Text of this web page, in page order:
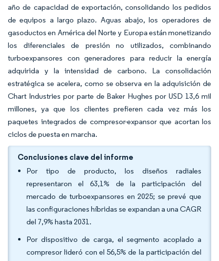
año de capacidad de exportación, consolidando los pedidos
de equipos a largo plazo. Aguas abajo, los operadores de
gasoductos en América del Norte y Europa están monetizando
los diferenciales de presión no utilizados, combinando
turboexpansores con generadores para reducir la energía
adquirida y la intensidad de carbono. La consolidación
estratégica se acelera, como se observa en la adquisición de
Chart Industries por parte de Baker Hughes por USD 13,6 mil
millones, ya que los clientes prefieren cada vez más los
paquetes integrados de compresor-expansor que acortan los
ciclos de puesta en marcha.
Conclusiones clave del informe
Por tipo de producto, los diseños radiales
representaron el 63,1% de la participación del
mercado de turboexpansores en 2025; se prevé que
las configuraciones híbridas se expandan a una CAGR
del 7,9% hasta 2031.
Por dispositivo de carga, el segmento acoplado a
compresor lideró con el 56,5% de la participación del